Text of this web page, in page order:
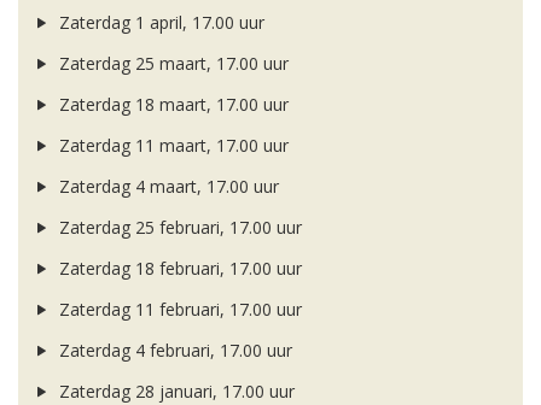
Zaterdag 1 april, 17.00 uur
Zaterdag 25 maart, 17.00 uur
Zaterdag 18 maart, 17.00 uur
Zaterdag 11 maart, 17.00 uur
Zaterdag 4 maart, 17.00 uur
Zaterdag 25 februari, 17.00 uur
Zaterdag 18 februari, 17.00 uur
Zaterdag 11 februari, 17.00 uur
Zaterdag 4 februari, 17.00 uur
Zaterdag 28 januari, 17.00 uur